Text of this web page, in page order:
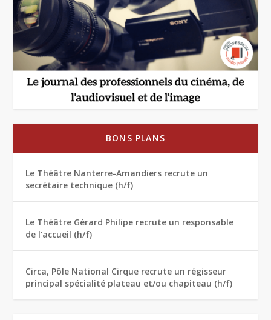
BONS PLANS
Le Théâtre Nanterre-Amandiers recrute un
secrétaire technique (h/f)
Le Théâtre Gérard Philipe recrute un responsable
de l’accueil (h/f)
Circa, Pôle National Cirque recrute un régisseur
principal spécialité plateau et/ou chapiteau (h/f)